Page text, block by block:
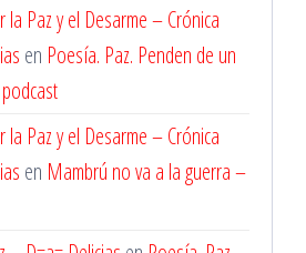
Paz y el Desarme – Crónica
en Poesía. Paz. Penden de un
Paz y el Desarme – Crónica
en Mambrú no va a la guerra –